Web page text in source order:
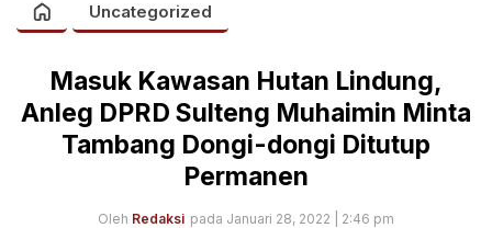
Uncategorized
Masuk Kawasan Hutan Lindung,
Anleg DPRD Sulteng Muhaimin Minta
Tambang Dongi-dongi Ditutup
Permanen
Oleh Redaksi pada Januari 28, 2022 | 2:46 pm